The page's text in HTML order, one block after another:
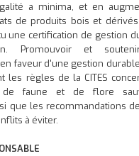
a minima, et en
de produits bois et
une certification de gestion
Promouvoir et
faveur d'une gestion
les règles de la CITES
faune et de flore
que les recommandations
à éviter.